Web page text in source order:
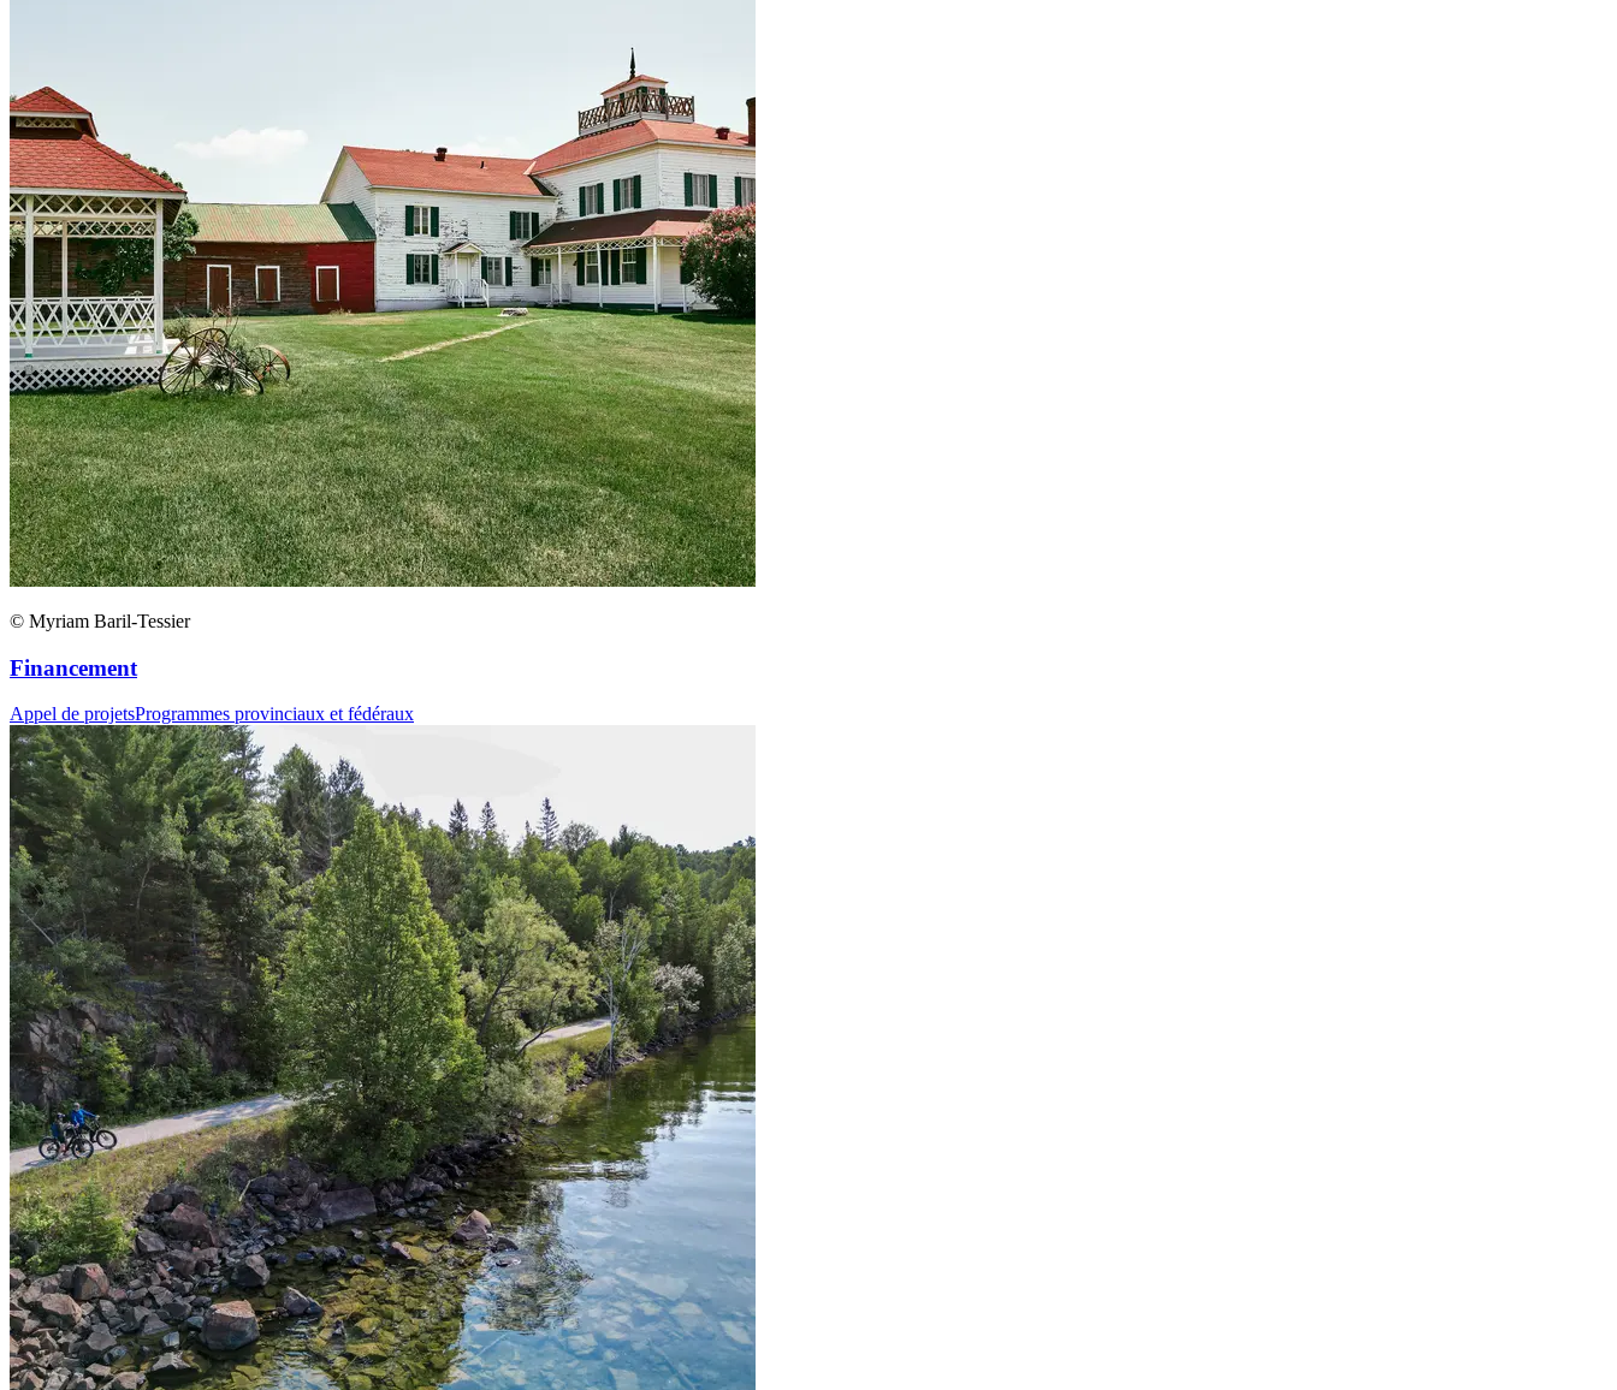
© Myriam Baril-Tessier
Financement
Appel de projetsProgrammes provinciaux et fédéraux